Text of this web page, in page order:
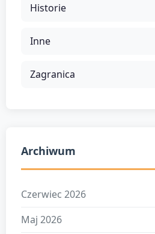
Historie
Inne
Zagranica
Archiwum
Czerwiec 2026
Maj 2026